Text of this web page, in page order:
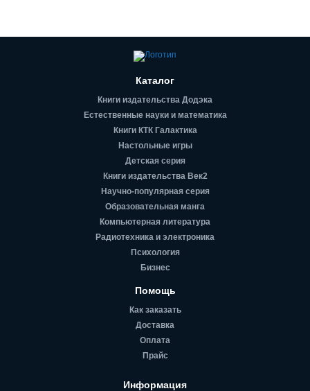
Каталог
Книги издательства Додэка
Естественные науки и математика
Книги КТК Галактика
Настольные игры
Детская серия
Книги издательства Век2
Научно-популярная серия
Образовательная манга
Компьютерная литература
Радиотехника и электроника
Психология
Бизнес
Помощь
Как заказать
Доставка
Оплата
Прайс
Информация